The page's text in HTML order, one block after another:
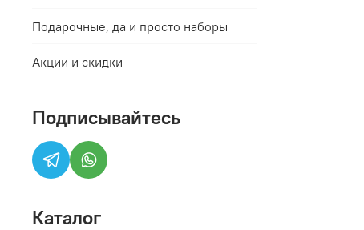
Подарочные, да и просто наборы
Акции и скидки
Подписывайтесь
Каталог